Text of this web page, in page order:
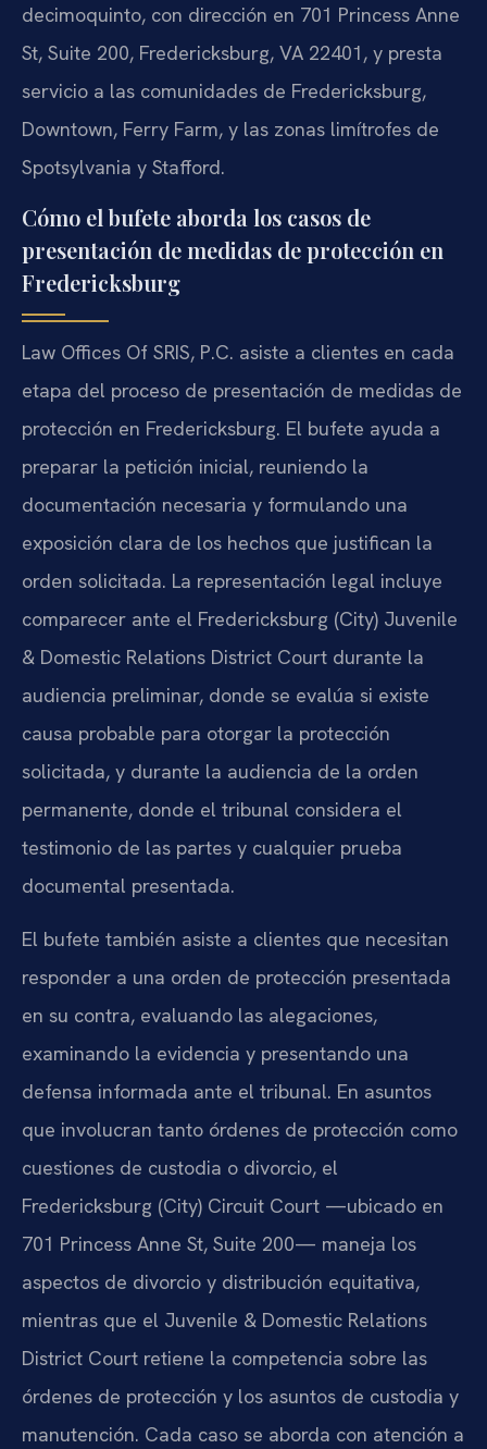
decimoquinto, con dirección en 701 Princess Anne
St, Suite 200, Fredericksburg, VA 22401, y presta
servicio a las comunidades de Fredericksburg,
Downtown, Ferry Farm, y las zonas limítrofes de
Spotsylvania y Stafford.
Cómo el bufete aborda los casos de
presentación de medidas de protección en
Fredericksburg
Law Offices Of SRIS, P.C. asiste a clientes en cada
etapa del proceso de presentación de medidas de
protección en Fredericksburg. El bufete ayuda a
preparar la petición inicial, reuniendo la
documentación necesaria y formulando una
exposición clara de los hechos que justifican la
orden solicitada. La representación legal incluye
comparecer ante el Fredericksburg (City) Juvenile
& Domestic Relations District Court durante la
audiencia preliminar, donde se evalúa si existe
causa probable para otorgar la protección
solicitada, y durante la audiencia de la orden
permanente, donde el tribunal considera el
testimonio de las partes y cualquier prueba
documental presentada.
El bufete también asiste a clientes que necesitan
responder a una orden de protección presentada
en su contra, evaluando las alegaciones,
examinando la evidencia y presentando una
defensa informada ante el tribunal. En asuntos
que involucran tanto órdenes de protección como
cuestiones de custodia o divorcio, el
Fredericksburg (City) Circuit Court —ubicado en
701 Princess Anne St, Suite 200— maneja los
aspectos de divorcio y distribución equitativa,
mientras que el Juvenile & Domestic Relations
District Court retiene la competencia sobre las
órdenes de protección y los asuntos de custodia y
manutención. Cada caso se aborda con atención a